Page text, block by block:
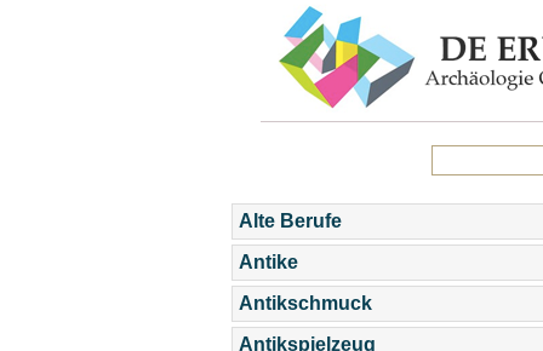
Alte Berufe
Antike
Antikschmuck
Antikspielzeug